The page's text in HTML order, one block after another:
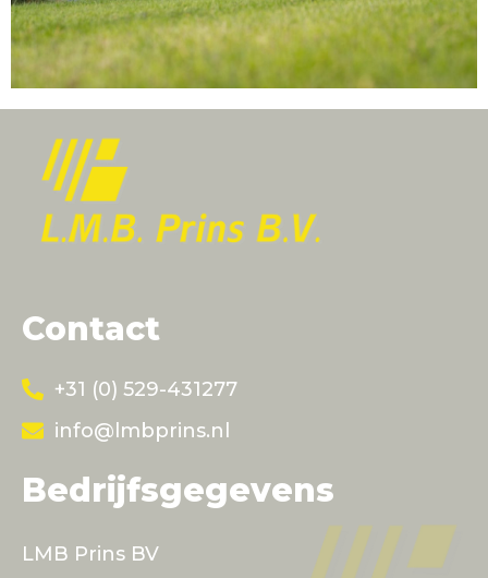
Contact
+31 (0) 529-431277
info@lmbprins.nl
Bedrijfsgegevens
LMB Prins BV